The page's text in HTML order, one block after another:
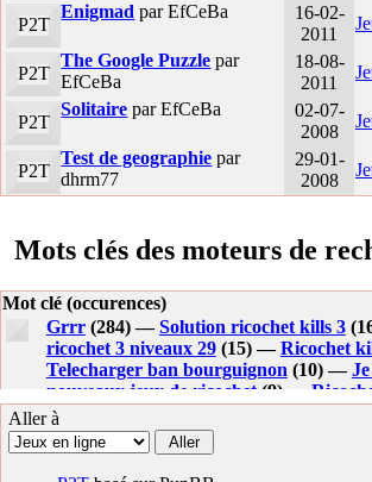
P2T
Enigmad par EfCeBa
16-02-
2011
P2T
The Google Puzzle par
EfCeBa
18-08-
2011
P2T
Solitaire par EfCeBa
02-07-
2008
P2T
Test de geographie par
dhrm77
29-01-
2008
Mots clés des moteurs de
Mot clé (occurences)
Grrr(284) —Solution ricochet kills 3
ricochet 3 niveaux 29(15) —Ricochet
Telecharger ban bourguignon (10) —
nouveaux jeux de ricochet(9) —
—
kills 2 solution(8) —
le ban bourguignon(7) —
kills niveau 35(6) —
Aller à